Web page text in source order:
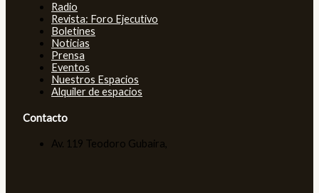
Radio
Revista: Foro Ejecutivo
Boletines
Noticias
Prensa
Eventos
Nuestros Espacios
Alquiler de espacios
Contacto
Av. 119 Teodoro Gubaira,